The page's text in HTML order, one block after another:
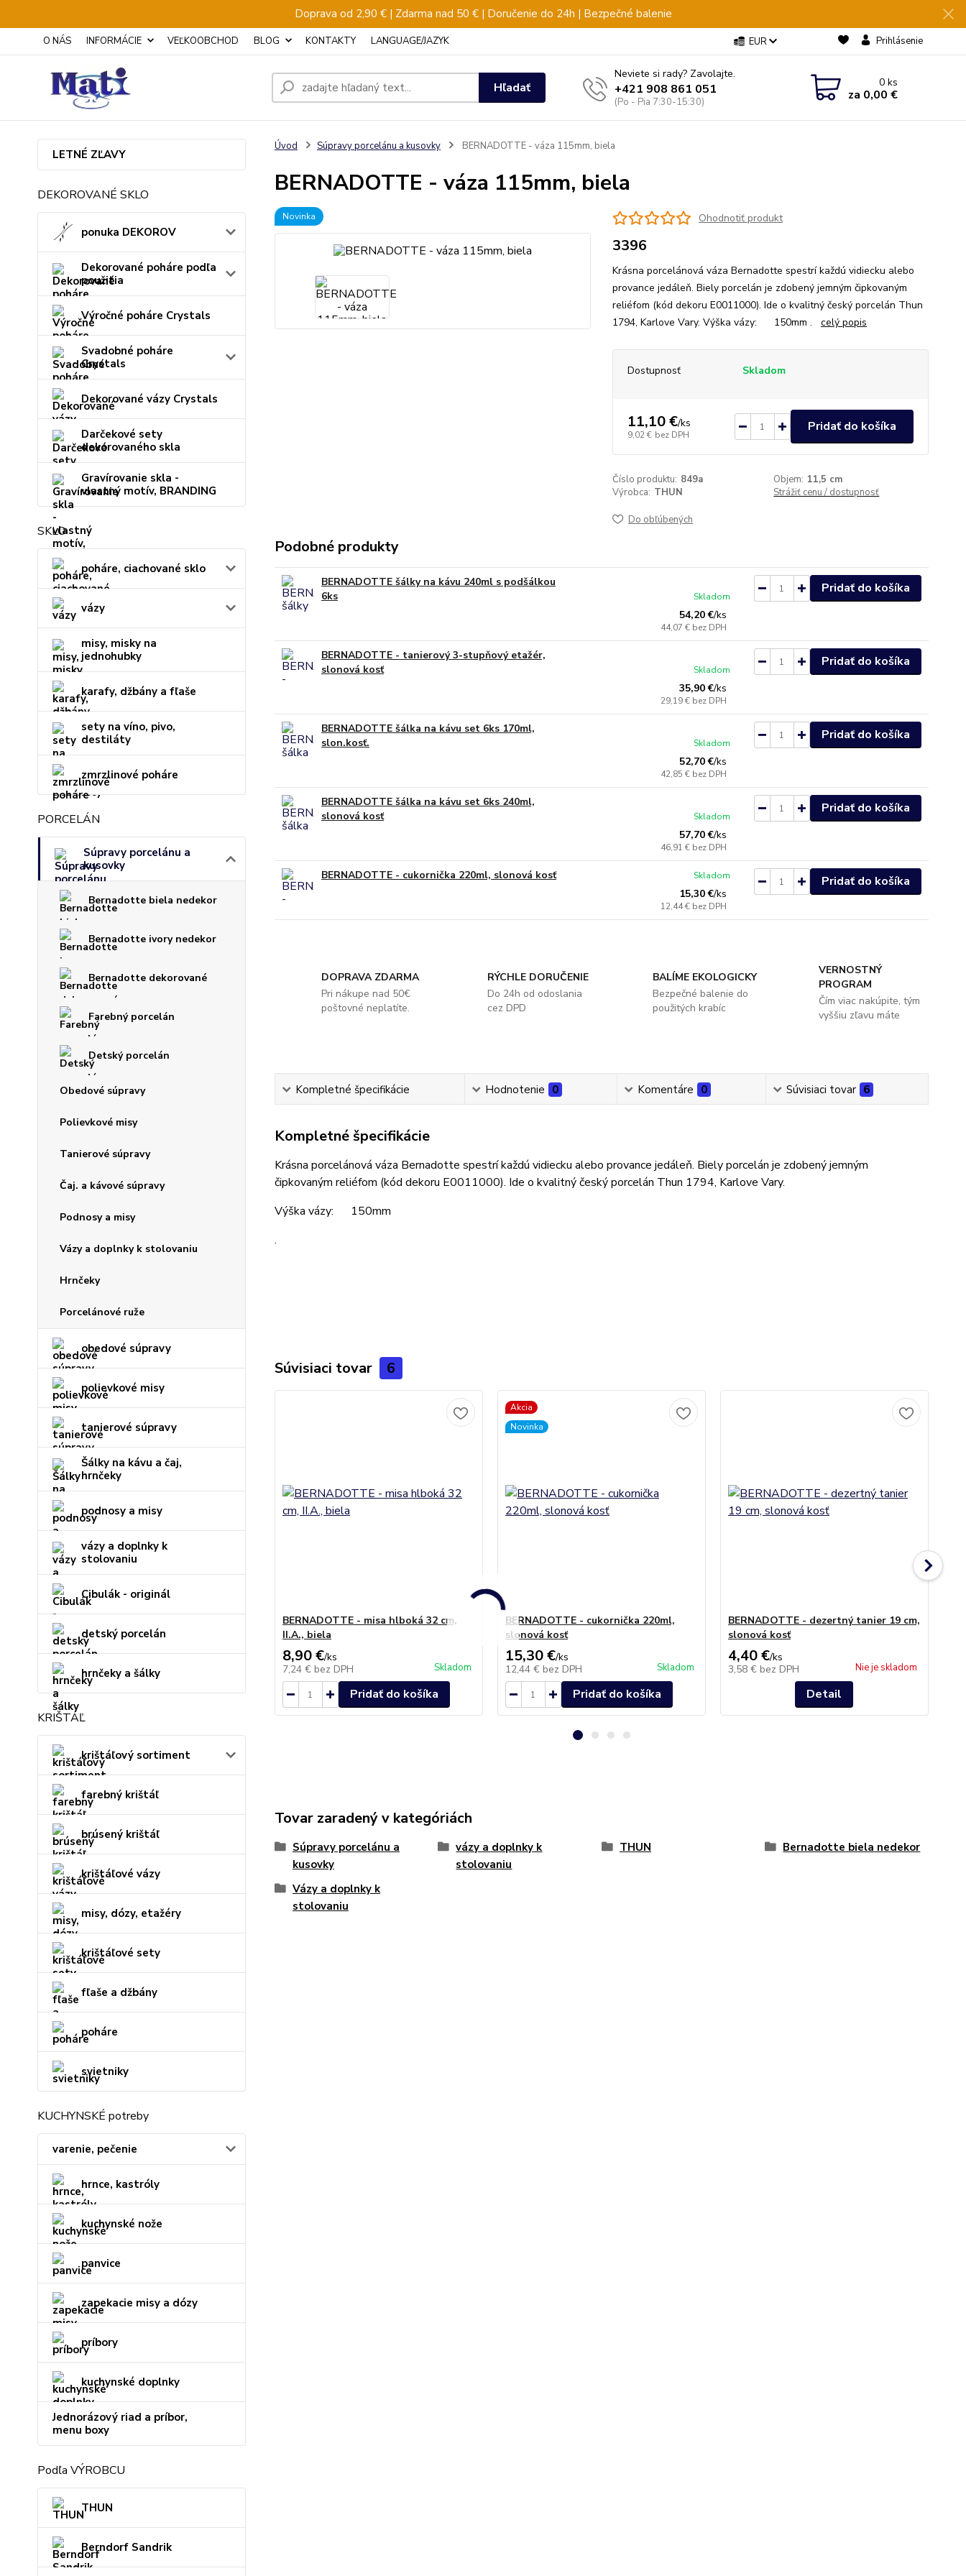
Doprava od 2,90 € | Zdarma nad 50 € | Doručenie do 24h | Bezpečné balenie
O NÁS INFORMÁCIE VEĽKOOBCHOD BLOG KONTAKTY LANGUAGE/JAZYK EUR Prihlásenie
Hľadať
Neviete si rady? Zavolajte.
+421 908 861 051
(Po - Pia 7:30-15:30)
0ks
za 0,00 €
LETNÉ ZĽAVY
DEKOROVANÉ SKLO
ponuka DEKOROV
Dekorované poháre podľa
použitia
Výročné poháre Crystals
Svadobné poháre
Crystals
Dekorované vázy Crystals
Darčekové sety
dekorovaného skla
Gravírovanie skla -
vlastný motív, BRANDING
SKLO
poháre, ciachované sklo
vázy
misy, misky na
jednohubky
karafy, džbány a fľaše
sety na víno, pivo,
destiláty
zmrzlinové poháre
PORCELÁN
Súpravy porcelánu a
kusovky
Bernadotte biela nedekor
Bernadotte ivory nedekor
Bernadotte dekorované
Farebný porcelán
Detský porcelán
Obedové súpravy
Polievkové misy
Tanierové súpravy
Čaj. a kávové súpravy
Podnosy a misy
Vázy a doplnky k stolovaniu
Hrnčeky
Porcelánové ruže
obedové súpravy
polievkové misy
tanierové súpravy
Šálky na kávu a čaj,
hrnčeky
podnosy a misy
vázy a doplnky k
stolovaniu
Cibulák - originál
detský porcelán
hrnčeky a šálky
KRIŠTÁĽ
krištáľový sortiment
farebný krištáľ
brúsený krištáľ
krištáľové vázy
misy, dózy, etažéry
krištáľové sety
fľaše a džbány
poháre
svietniky
KUCHYNSKÉ potreby
varenie, pečenie
hrnce, kastróly
kuchynské nože
panvice
zapekacie misy a dózy
príbory
kuchynské doplnky
Jednorázový riad a príbor,
menu boxy
Podľa VÝROBCU
THUN
Berndorf Sandrik
Úvod Súpravy porcelánu a kusovky BERNADOTTE - váza 115mm, biela
BERNADOTTE - váza 115mm, biela
Novinka Ohodnotiť produkt
3396
Krásna porcelánová váza Bernadotte spestrí každú vidiecku alebo
provance jedáleň. Biely porcelán je zdobený jemným čipkovaným
reliéfom (kód dekoru E0011000). Ide o kvalitný český porcelán Thun
1794, Karlove Vary. Výška vázy: 150mm . celý popis
Dostupnosť Skladom
11,10 €/ks
9,02 € bez DPH
Pridať do košíka
Číslo produktu: 849a Objem: 11,5 cm
Výrobca: THUN Strážiť cenu / dostupnosť
Do obľúbených
Podobné produkty
BERNADOTTE šálky na kávu 240ml s podšálkou
6ks
54,20 €/ks
44,07 € bez DPH
Skladom
Pridať do košíka
BERNADOTTE - tanierový 3-stupňový etažér,
slonová kosť
35,90 €/ks
29,19 € bez DPH
Skladom
Pridať do košíka
BERNADOTTE šálka na kávu set 6ks 170ml,
slon.kosť.
52,70 €/ks
42,85 € bez DPH
Skladom
Pridať do košíka
BERNADOTTE šálka na kávu set 6ks 240ml,
slonová kosť
57,70 €/ks
46,91 € bez DPH
Skladom
Pridať do košíka
BERNADOTTE - cukornička 220ml, slonová kosť
15,30 €/ks
12,44 € bez DPH
Skladom Pridať do košíka
DOPRAVA ZDARMA
Pri nákupe nad 50€
poštovné neplatíte.
RÝCHLE DORUČENIE
Do 24h od odoslania
cez DPD
BALÍME EKOLOGICKY
Bezpečné balenie do
použitých krabíc
VERNOSTNÝ
PROGRAM
Čím viac nakúpite, tým
vyššiu zľavu máte
Kompletné špecifikácie Hodnotenie 0 Komentáre 0 Súvisiaci tovar 6
Kompletné špecifikácie
Krásna porcelánová váza Bernadotte spestrí každú vidiecku alebo provance jedáleň. Biely porcelán je zdobený jemným
čipkovaným reliéfom (kód dekoru E0011000). Ide o kvalitný český porcelán Thun 1794, Karlove Vary.
Výška vázy: 150mm
.
Súvisiaci tovar 6
BERNADOTTE - misa hlboká 32 cm,
II.A., biela
8,90 €/ks
7,24 € bez DPH Skladom
Pridať do košíka
Akcia
Novinka
BERNADOTTE - cukornička 220ml,
slonová kosť
15,30 €/ks
12,44 € bez DPH Skladom
Pridať do košíka
BERNADOTTE - dezertný tanier 19 cm,
slonová kosť
4,40 €/ks
3,58 € bez DPH Nie je skladom
Detail
Tovar zaradený v kategóriách
Súpravy porcelánu a
kusovky
vázy a doplnky k
stolovaniu
THUN Bernadotte biela nedekor
Vázy a doplnky k
stolovaniu